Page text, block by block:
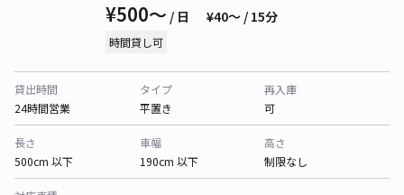
¥500〜 / 日 ¥40〜 / 15分
時間貸し可
貸出時間
24時間営業
タイプ
平置き
再入庫
可
長さ
500cm 以下
車幅
190cm 以下
高さ
制限なし